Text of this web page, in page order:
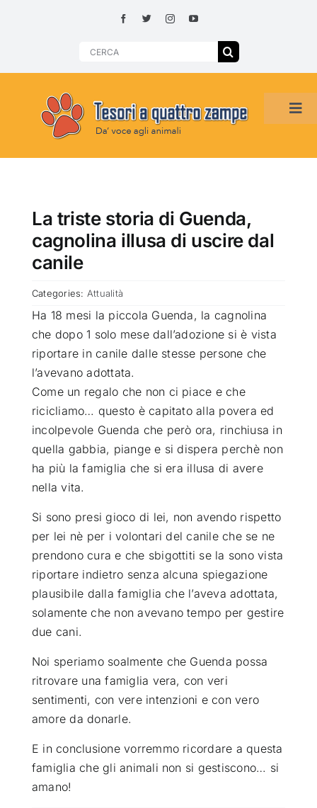
Search
HOME
SMARRITI O DA ADOTTARE
ADOTTATI O RITROVATI
ATTUALITÀ
VIDEO
RUBRICHE
SEMPRE CON ME
La triste storia di Guenda,
cagnolina illusa di uscire dal
canile
Categories: Attualità
Ha 18 mesi la piccola Guenda, la cagnolina
che dopo 1 solo mese dall’adozione si è vista
riportare in canile dalle stesse persone che
l’avevano adottata.
Come un regalo che non ci piace e che
ricicliamo… questo è capitato alla povera ed
incolpevole Guenda che però ora, rinchiusa in
quella gabbia, piange e si dispera perchè non
ha più la famiglia che si era illusa di avere
nella vita.
Si sono presi gioco di lei, non avendo rispetto
per lei nè per i volontari del canile che se ne
prendono cura e che sbigottiti se la sono vista
riportare indietro senza alcuna spiegazione
plausibile dalla famiglia che l’aveva adottata,
solamente che non avevano tempo per gestire
due cani.
Noi speriamo soalmente che Guenda possa
ritrovare una famiglia vera, con veri
sentimenti, con vere intenzioni e con vero
amore da donarle.
E in conclusione vorremmo ricordare a questa
famiglia che gli animali non si gestiscono… si
amano!